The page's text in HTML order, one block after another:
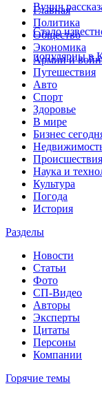
Вучич
Стало
популярны в
Главная
Политика
Общество
Экономика
Армии и
Путешествия
Авто
Спорт
Здоровье
В мире
Бизнес
Происшествия
Наука и
Культура
Погода
История
Разделы
Новости
Статьи
Фото
СП-Видео
Авторы
Эксперты
Цитаты
Персоны
Компании
Горячие темы